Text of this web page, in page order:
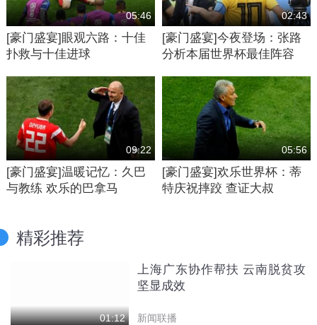
05:46
[豪门盛宴]眼观六路：十佳
扑救与十佳进球
02:43
[豪门盛宴]今夜登场：张路
分析本届世界杯最佳阵容
09:22
[豪门盛宴]温暖记忆：久巴
与教练 欢乐的巴拿马
05:56
[豪门盛宴]欢乐世界杯：蒂
特庆祝摔跤 查证大叔
精彩推荐
01:12
上海广东协作帮扶 云南脱贫攻
坚显成效
新闻联播